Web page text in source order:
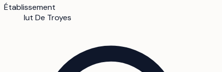
Établissement
Iut De Troyes